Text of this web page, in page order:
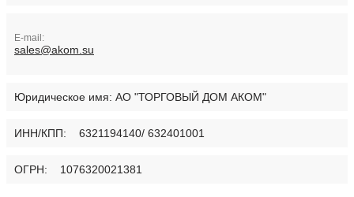
Юридическое имя: АО "ТОРГОВЫЙ ДОМ АКОМ"
ИНН/КПП: 6321194140/ 632401001
ОГРН: 1076320021381
E-mail:
sales@akom.su